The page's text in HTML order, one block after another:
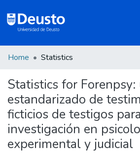
Communities
&
Collections
All of DSpace
Home Statistics
Statistics for Forenpsy:
estandarizado de
ficticios de testigos
investigación en
experimental y judicial